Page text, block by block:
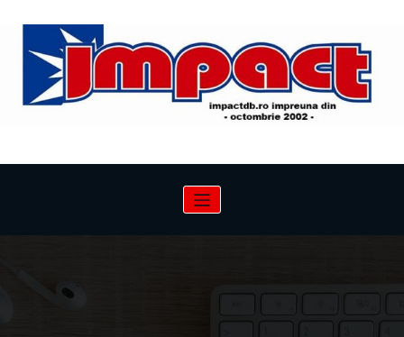
conținut